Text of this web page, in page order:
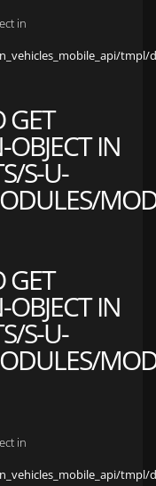
in
tmpl/
GET
IN
S-U-
GET
IN
S-U-
in
tmpl/